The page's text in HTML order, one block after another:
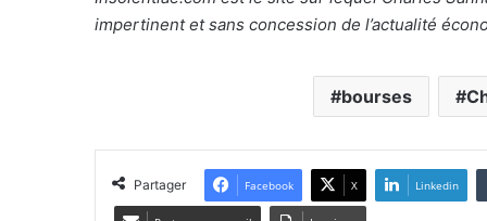
impertinent et sans concession de l’actualité
bourses
Partager Facebook X Linkedin